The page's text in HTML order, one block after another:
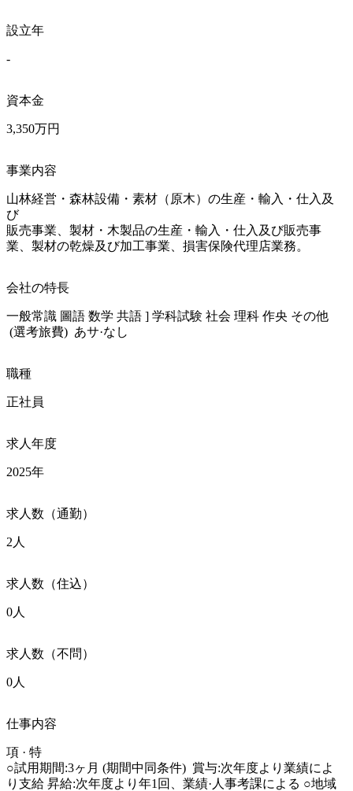
設立年
-
資本金
3,350万円
事業内容
山林経営・森林設備・素材（原木）の生産・輸入・仕入及
び
販売事業、製材・木製品の生産・輸入・仕入及び販売事
業、製材の乾燥及び加工事業、損害保険代理店業務。
会社の特長
一般常識 圖語 数学 共語 ] 学科試験 社会 理科 作央 その他
(選考旅費)  あサ·なし
職種
正社員
求人年度
2025年
求人数（通勤）
2人
求人数（住込）
0人
求人数（不問）
0人
仕事内容
項 · 特
○試用期間:3ヶ月 (期間中同条件)  賞与:次年度より業績によ
り支給 昇給:次年度より年1回、業績·人事考課による ○地域